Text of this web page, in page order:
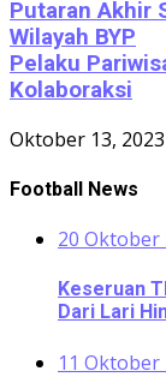
Putaran Akhir
Wilayah BYP
Pelaku
Kolaboraksi
Oktober 13, 2023
Football News
20 Oktober
Keseruan
Dari Lari
11 Oktober